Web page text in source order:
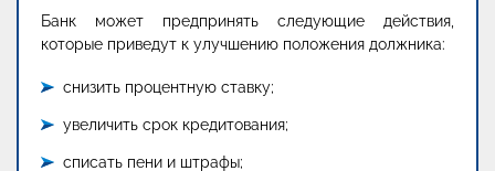
Банк может предпринять следующие действия,
которые приведут к улучшению положения должника:
снизить процентную ставку;
увеличить срок кредитования;
списать пени и штрафы;